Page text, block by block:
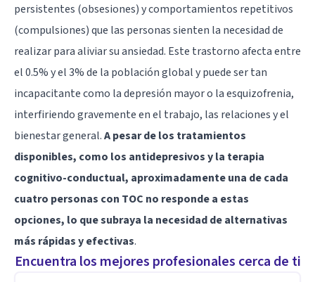
persistentes (obsesiones) y comportamientos repetitivos
(compulsiones) que las personas sienten la necesidad de
realizar para aliviar su ansiedad. Este trastorno afecta entre
el 0.5% y el 3% de la población global y puede ser tan
incapacitante como la depresión mayor o la esquizofrenia,
interfiriendo gravemente en el trabajo, las relaciones y el
bienestar general.A pesar de los tratamientos
disponibles, como los antidepresivos y la terapia
cognitivo-conductual, aproximadamente una de cada
cuatro personas con TOC no responde a estas
opciones, lo que subraya la necesidad de alternativas
más rápidas y efectivas.
Encuentra los mejores profesionales cerca de ti